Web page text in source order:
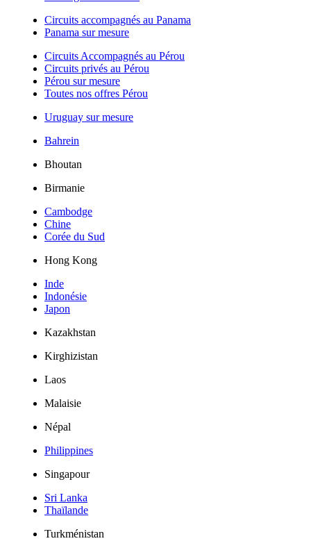
Circuits accompagnés au Panama
Panama sur mesure
Circuits Accompagnés au Pérou
Circuits privés au Pérou
Pérou sur mesure
Toutes nos offres Pérou
Uruguay sur mesure
Bahrein
Bhoutan
Birmanie
Cambodge
Chine
Corée du Sud
Hong Kong
Inde
Indonésie
Japon
Kazakhstan
Kirghizistan
Laos
Malaisie
Népal
Philippines
Singapour
Sri Lanka
Thaïlande
Turkménistan